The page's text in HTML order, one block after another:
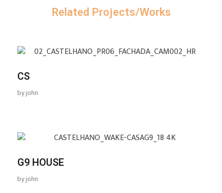
Related Projects/Works
CS
byjohn
G9 HOUSE
byjohn